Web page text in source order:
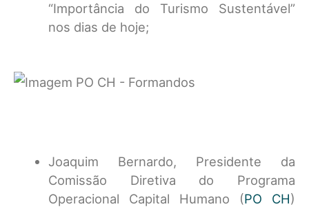
“Importância do Turismo Sustentável”
nos dias de hoje;
Joaquim Bernardo, Presidente da
Comissão Diretiva do Programa
Operacional Capital Humano (PO CH)